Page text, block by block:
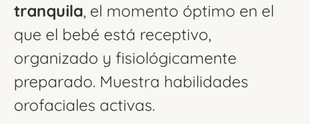
tranquila, el momento óptimo en el
que el bebé está receptivo,
organizado y fisiológicamente
preparado. Muestra habilidades
orofaciales activas.